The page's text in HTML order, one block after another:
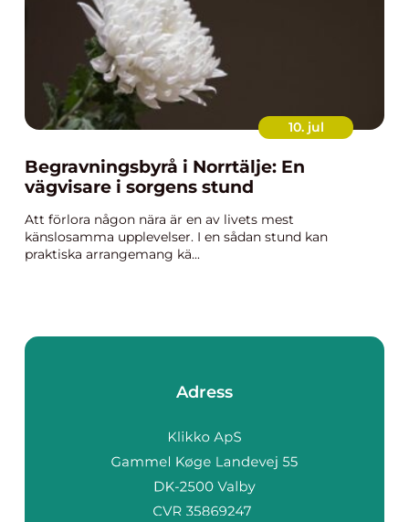
10. jul
Begravningsbyrå i Norrtälje: En
vägvisare i sorgens stund
Att förlora någon nära är en av livets mest
känslosamma upplevelser. I en sådan stund kan
praktiska arrangemang kä...
Adress